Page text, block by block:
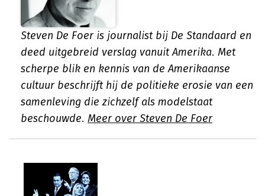
Steven De Foer is journalist bij De Standaard en
deed uitgebreid verslag vanuit Amerika. Met
scherpe blik en kennis van de Amerikaanse
cultuur beschrijft hij de politieke erosie van een
samenleving die zichzelf als modelstaat
beschouwde. Meer over Steven De Foer